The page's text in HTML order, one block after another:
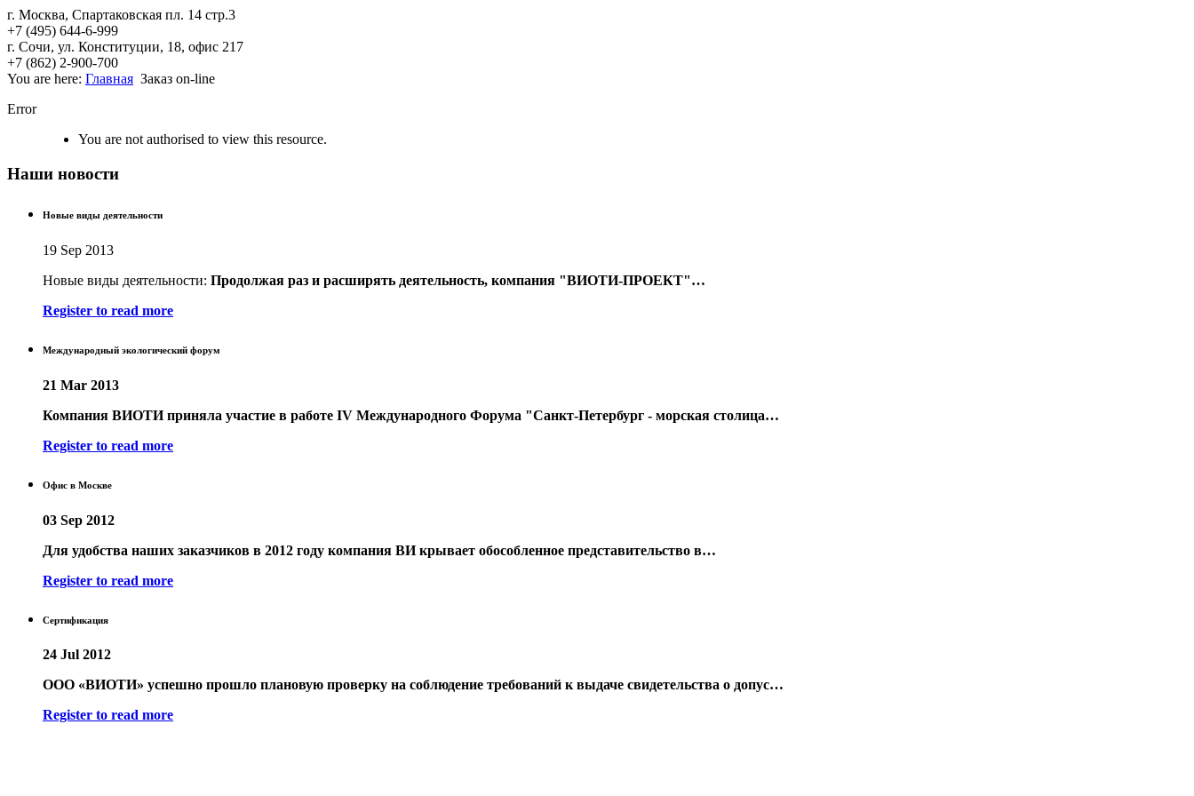
г. Москва, Спартаковская пл. 14 стр.3
+7 (495) 644-6-999
г. Сочи, ул. Конституции, 18, офис 217
+7 (862) 2-900-700
You are here: Главная Заказ on-line
Error
You are not authorised to view this resource.
Наши новости
Новые виды деятельности
19 Sep 2013
Новые виды деятельности: Продолжая раз и расширять деятельность, компания "ВИОТИ-ПРОЕКТ"…
Register to read more
Международный экологический форум
21 Mar 2013
Компания ВИОТИ приняла участие в работе IV Международного Форума "Санкт-Петербург - морская столица…
Register to read more
Офис в Москве
03 Sep 2012
Для удобства наших заказчиков в 2012 году компания ВИ крывает обособленное представительство в…
Register to read more
Сертификация
24 Jul 2012
ООО «ВИОТИ» успешно прошло плановую проверку на соблюдение требований к выдаче свидетельства о допус…
Register to read more